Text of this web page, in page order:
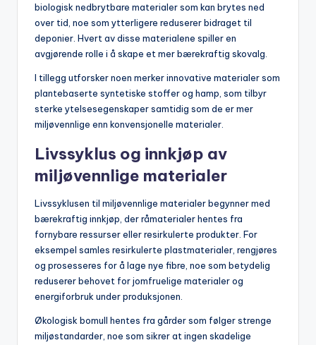
biologisk nedbrytbare materialer som kan brytes ned
over tid, noe som ytterligere reduserer bidraget til
deponier. Hvert av disse materialene spiller en
avgjørende rolle i å skape et mer bærekraftig skovalg.
I tillegg utforsker noen merker innovative materialer som
plantebaserte syntetiske stoffer og hamp, som tilbyr
sterke ytelsesegenskaper samtidig som de er mer
miljøvennlige enn konvensjonelle materialer.
Livssyklus og innkjøp av
miljøvennlige materialer
Livssyklusen til miljøvennlige materialer begynner med
bærekraftig innkjøp, der råmaterialer hentes fra
fornybare ressurser eller resirkulerte produkter. For
eksempel samles resirkulerte plastmaterialer, rengjøres
og prosesseres for å lage nye fibre, noe som betydelig
reduserer behovet for jomfruelige materialer og
energiforbruk under produksjonen.
Økologisk bomull hentes fra gårder som følger strenge
miljøstandarder, noe som sikrer at ingen skadelige